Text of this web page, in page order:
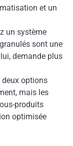
et un
un système
sont une
demande plus
deux options
mais les
produits
optimisée